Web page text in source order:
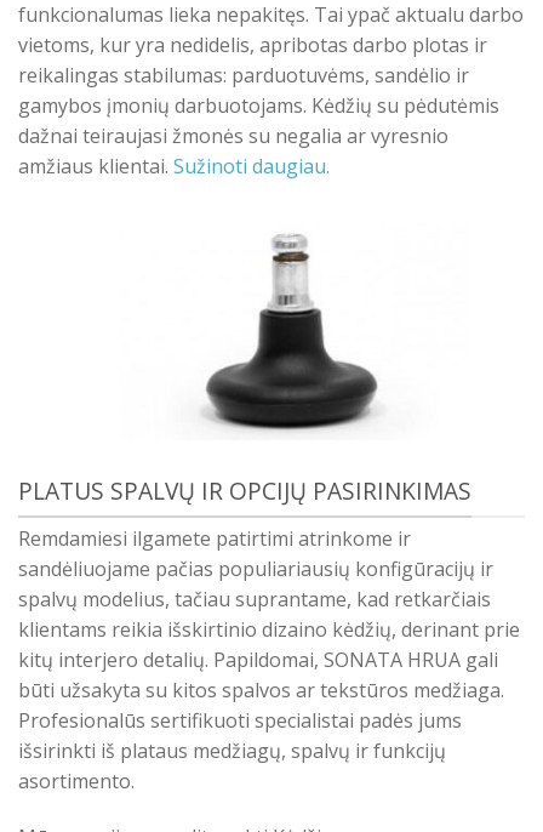
funkcionalumas lieka nepakitęs. Tai ypač aktualu darbo
vietoms, kur yra nedidelis, apribotas darbo plotas ir
reikalingas stabilumas: parduotuvėms, sandėlio ir
gamybos įmonių darbuotojams. Kėdžių su pėdutėmis
dažnai teiraujasi žmonės su negalia ar vyresnio
amžiaus klientai. Sužinoti daugiau.
PLATUS SPALVŲ IR OPCIJŲ PASIRINKIMAS
Remdamiesi ilgamete patirtimi atrinkome ir
sandėliuojame pačias populiariausių konfigūracijų ir
spalvų modelius, tačiau suprantame, kad retkarčiais
klientams reikia išskirtinio dizaino kėdžių, derinant prie
kitų interjero detalių. Papildomai, SONATA HRUA gali
būti užsakyta su kitos spalvos ar tekstūros medžiaga.
Profesionalūs sertifikuoti specialistai padės jums
išsirinkti iš plataus medžiagų, spalvų ir funkcijų
asortimento.